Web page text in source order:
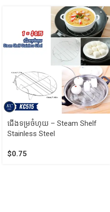
ជើងទម្រចំហុយ – Steam Shelf
Stainless Steel
$0.75